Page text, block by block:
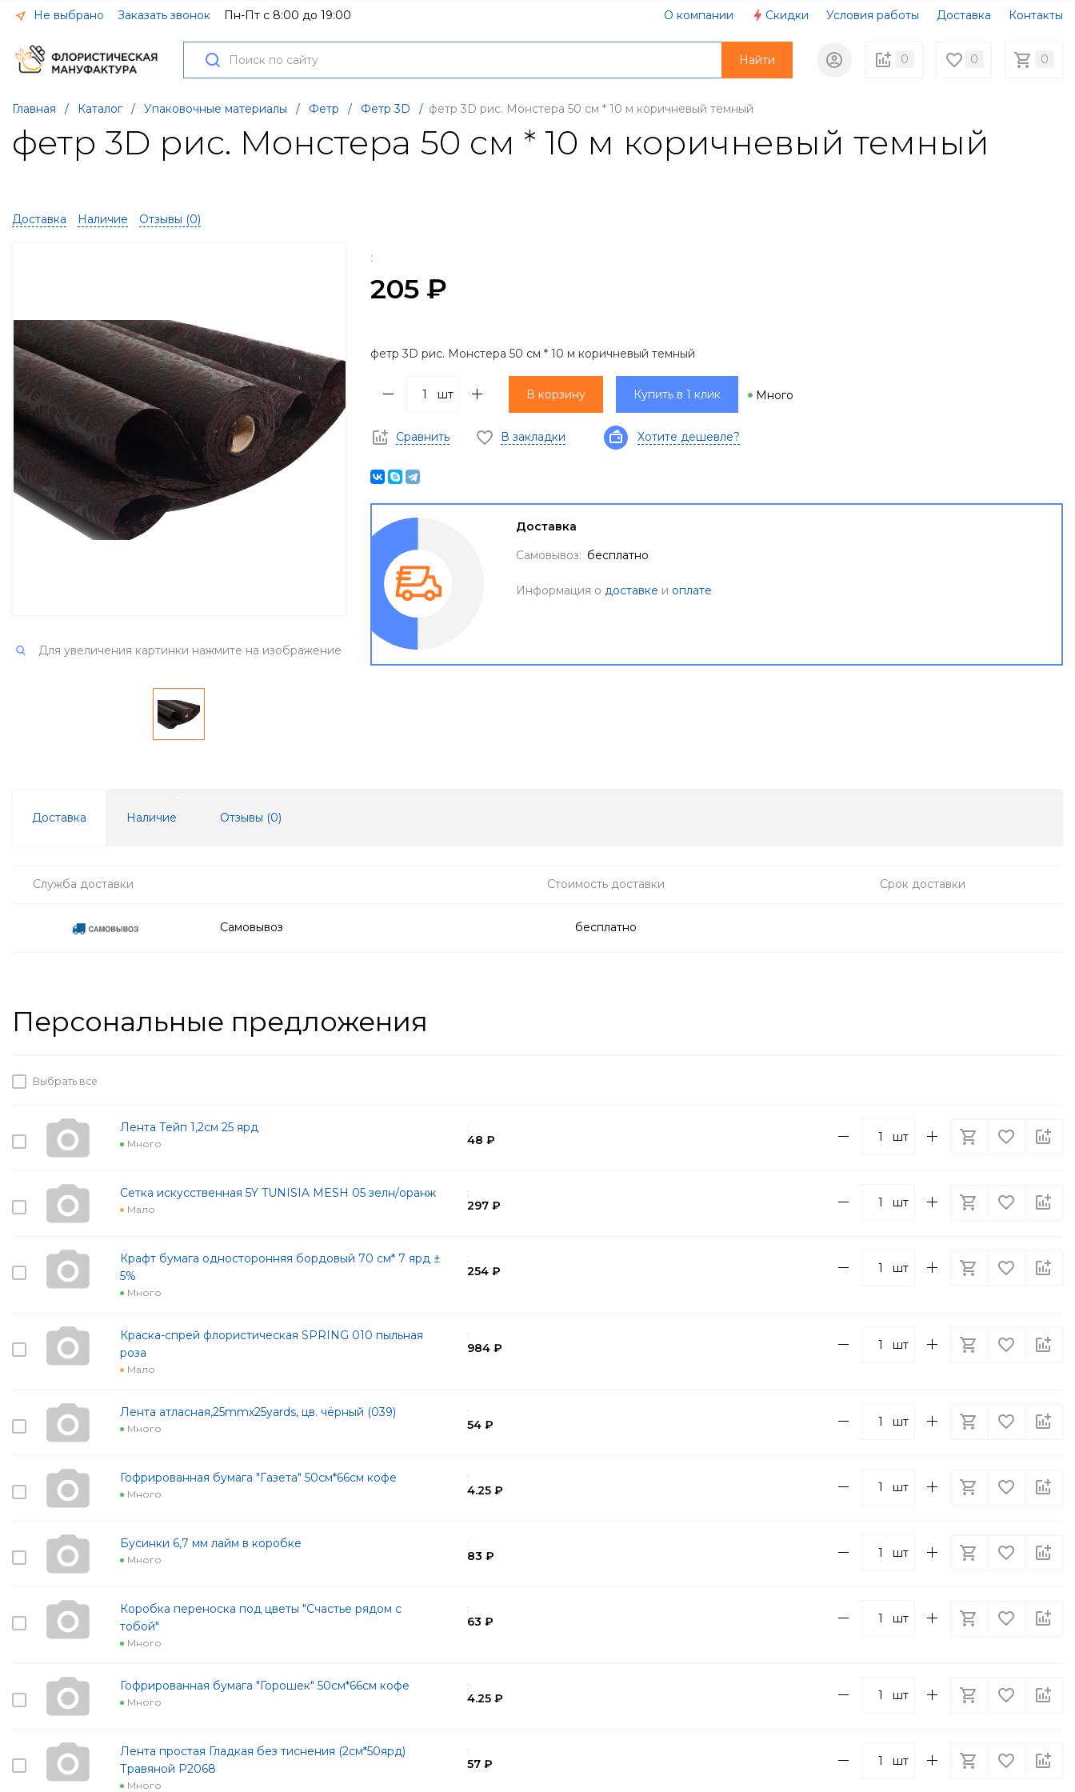
Не выбрано Заказать звонок Пн-Пт с 8:00 до 19:00 О компании Скидки Условия работы Доставка Контакты
0 0 0
Найти
Главная / Каталог / Упаковочные материалы / Фетр / Фетр 3D / фетр 3D рис. Монстера 50 см * 10 м коричневый темный
фетр 3D рис. Монстера 50 см * 10 м коричневый темный
Доставка Наличие Отзывы (0)
Для увеличения картинки нажмите на изображение
:
205 ₽
фетр 3D рис. Монстера 50 см * 10 м коричневый темный
шт В корзину Купить в 1 клик Много
Сравнить В закладки Хотите дешевле?
Доставка
Самовывоз: бесплатно
Информация о доставке и оплате
Доставка Наличие Отзывы (0)
Служба доставки Стоимость доставки Срок доставки
Самовывоз бесплатно
Персональные предложения
Выбрать все
Лента Тейп 1,2см 25 ярд
Много
:
48 ₽ шт
Сетка искусственная 5Y TUNISIA MESH 05 зелн/оранж
Мало
:
297 ₽ шт
Крафт бумага односторонняя бордовый 70 см* 7 ярд ±
5%
Много
:
254 ₽ шт
Краска-спрей флористическая SPRING 010 пыльная
роза
Мало
:
984 ₽ шт
Лента атласная,25mmx25yards, цв. чёрный (039)
Много
:
54 ₽ шт
Гофрированная бумага "Газета" 50см*66см кофе
Много
:
4.25 ₽ шт
Бусинки 6,7 мм лайм в коробке
Много
:
83 ₽ шт
Коробка переноска под цветы "Счастье рядом с
тобой"
Много
:
63 ₽ шт
Гофрированная бумага "Горошек" 50см*66см кофе
Много
:
4.25 ₽ шт
Лента простая Гладкая без тиснения (2см*50ярд)
Травяной Р2068
Много
:
57 ₽ шт